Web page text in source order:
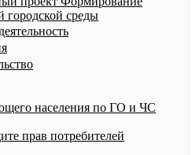
городской среды
населения по ГО и ЧС
прав потребителей